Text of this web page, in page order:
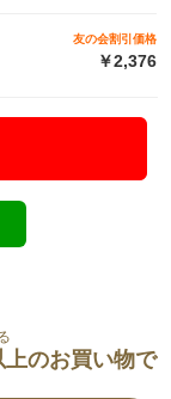
友の会割引価格
￥2,376
のお買い物で